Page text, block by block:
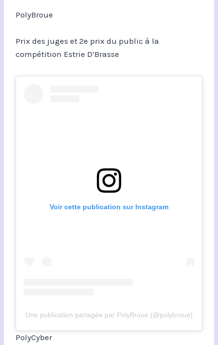
PolyBroue
Prix des juges et 2e prix du public à la
compétition Estrie D’Brasse
Voir cette publication sur Instagram
Une publication partagée par PolyBroue (@polybroue)
PolyCyber